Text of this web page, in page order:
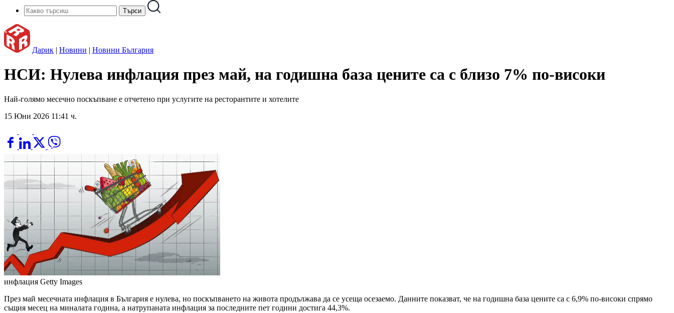
Дарик | Новини | Новини България
НСИ: Нулева инфлация през май, на годишна база цените са с близо 7% по-високи
Най-голямо месечно поскъпване е отчетено при услугите на ресторантите и хотелите
15 Юни 2026 11:41 ч.
инфлация Getty Images
През май месечната инфлация в България е нулева, но поскъпването на живота продължава да се усеща осезаемо. Данните показват, че на годишна база цените са с 6,9% по-високи спрямо
същия месец на миналата година, а натрупаната инфлация за последните пет години достига 44,3%.